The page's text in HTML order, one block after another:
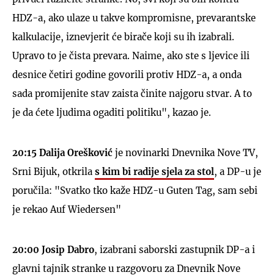
HDZ-a, ako ulaze u takve kompromisne, prevarantske
kalkulacije, iznevjerit će birače koji su ih izabrali.
Upravo to je čista prevara. Naime, ako ste s ljevice ili
desnice četiri godine govorili protiv HDZ-a, a onda
sada promijenite stav zaista činite najgoru stvar. A to
je da ćete ljudima ogaditi politiku", kazao je.
20:15 Dalija Orešković je novinarki Dnevnika Nove TV,
Srni Bijuk, otkrila s kim bi radije sjela za stol, a DP-u je
poručila: "Svatko tko kaže HDZ-u Guten Tag, sam sebi
je rekao Auf Wiedersen"
20:00 Josip Dabro, izabrani saborski zastupnik DP-a i
glavni tajnik stranke u razgovoru za Dnevnik Nove